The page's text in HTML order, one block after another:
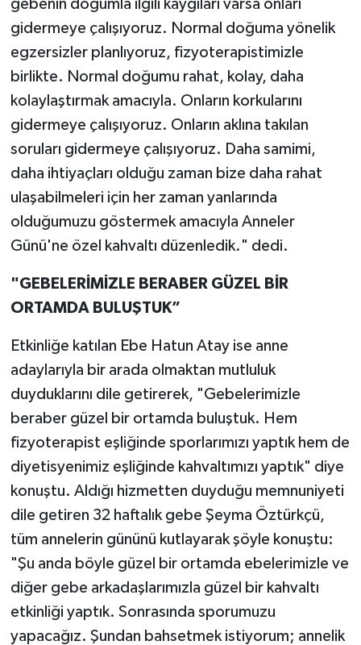
gebenin doğumla ilgili kaygıları varsa onları
gidermeye çalışıyoruz. Normal doğuma yönelik
egzersizler planlıyoruz, fizyoterapistimizle
birlikte. Normal doğumu rahat, kolay, daha
kolaylaştırmak amacıyla. Onların korkularını
gidermeye çalışıyoruz. Onların aklına takılan
soruları gidermeye çalışıyoruz. Daha samimi,
daha ihtiyaçları olduğu zaman bize daha rahat
ulaşabilmeleri için her zaman yanlarında
olduğumuzu göstermek amacıyla Anneler
Günü'ne özel kahvaltı düzenledik." dedi.
"GEBELERİMİZLE BERABER GÜZEL BİR
ORTAMDA BULUŞTUK”
Etkinliğe katılan Ebe Hatun Atay ise anne
adaylarıyla bir arada olmaktan mutluluk
duyduklarını dile getirerek, "Gebelerimizle
beraber güzel bir ortamda buluştuk. Hem
fizyoterapist eşliğinde sporlarımızı yaptık hem de
diyetisyenimiz eşliğinde kahvaltımızı yaptık" diye
konuştu. Aldığı hizmetten duyduğu memnuniyeti
dile getiren 32 haftalık gebe Şeyma Öztürkçü,
tüm annelerin gününü kutlayarak şöyle konuştu:
"Şu anda böyle güzel bir ortamda ebelerimizle ve
diğer gebe arkadaşlarımızla güzel bir kahvaltı
etkinliği yaptık. Sonrasında sporumuzu
yapacağız. Şundan bahsetmek istiyorum; annelik